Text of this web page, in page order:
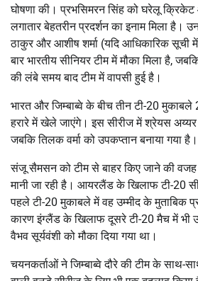
घोषणा की। प्रभसिमरन सिंह को घरेलू
लगातार बेहतरीन प्रदर्शन का इनाम मिला
ठाकुर और आशीष शर्मा (यदि आधिकारिक सूची
बार भारतीय सीनियर टीम में मौका मिला है,
की लंबे समय बाद टीम में वापसी हुई है।
भारत और जिम्बाब्वे के बीच तीन टी-20
हरारे में खेले जाएंगे। इस सीरीज में श्रेयस अय्यर
जबकि तिलक वर्मा को उपकप्तान बनाया गया है।
संजू सैमसन को टीम से बाहर किए जाने की वजह
मानी जा रही है। आयरलैंड के खिलाफ टी-20
पहले टी-20 मुकाबले में वह उम्मीद के मुताबिक
कारण इंग्लैंड के खिलाफ दूसरे टी-20 मैच में भी
वैभव सूर्यवंशी को मौका दिया गया था।
चयनकर्ताओं ने जिम्बाब्वे दौरे की टीम के साथ-